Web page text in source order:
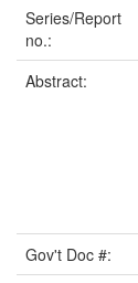
Series/Report
no.:
Abstract:
Gov't Doc #: